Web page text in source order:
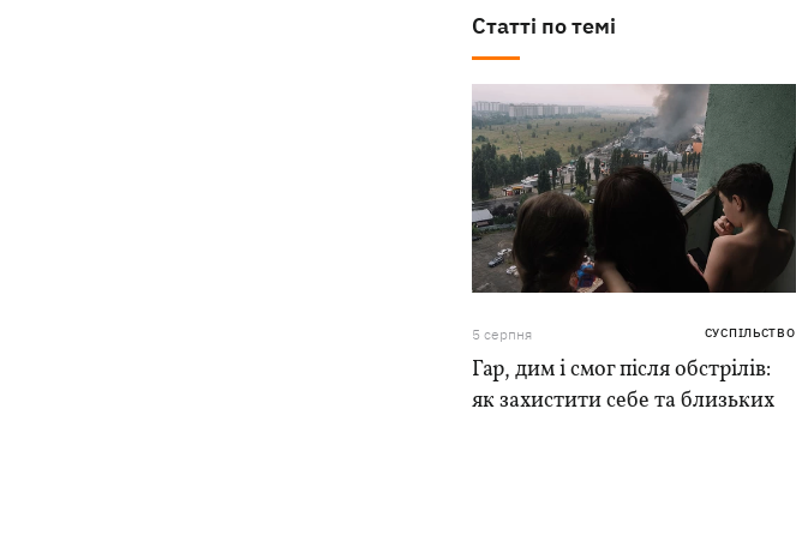
Статті по темі
5 серпня СУСПІЛЬСТВО
Гар, дим і смог після обстрілів:
як захистити себе та близьких